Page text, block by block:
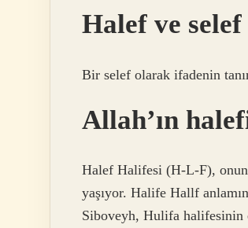
Halef ve selef
Bir selef olarak ifadenin
Allah’ın
Halef Halifesi (H-L-F), onun
yaşıyor. Halife Hallf
Siboveyh, Hulifa halifesinin